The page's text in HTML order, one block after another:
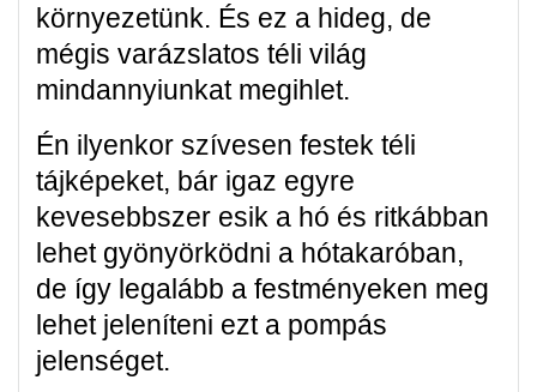
környezetünk. És ez a hideg, de
mégis varázslatos téli világ
mindannyiunkat megihlet.
Én ilyenkor szívesen festek téli
tájképeket, bár igaz egyre
kevesebbszer esik a hó és ritkábban
lehet gyönyörködni a hótakaróban,
de így legalább a festményeken meg
lehet jeleníteni ezt a pompás
jelenséget.